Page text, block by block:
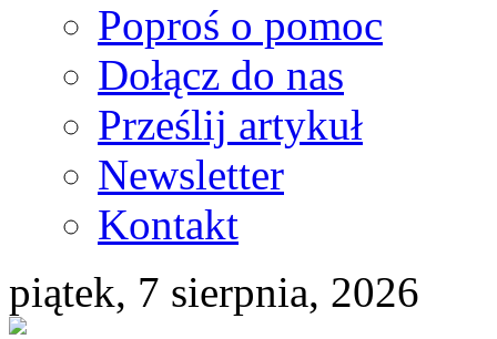
Poproś o pomoc
Dołącz do nas
Prześlij artykuł
Newsletter
Kontakt
piątek, 7 sierpnia, 2026